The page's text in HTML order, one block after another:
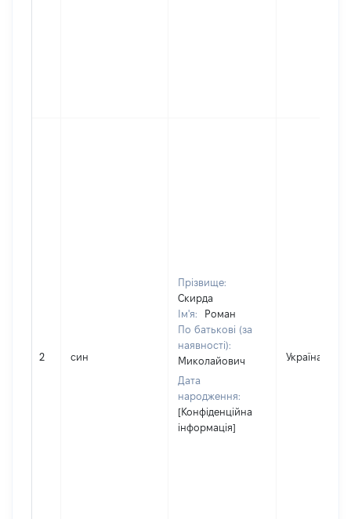
2 син
Прізвище:
Скирда
Ім'я:
Роман
По батькові (за
наявності):
Миколайович
Дата
народження:
[Конфіденційна
інформація]
Україна